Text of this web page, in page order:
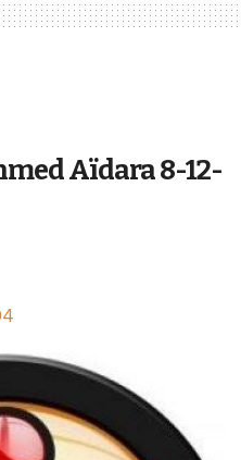
Aïdara 8-12-